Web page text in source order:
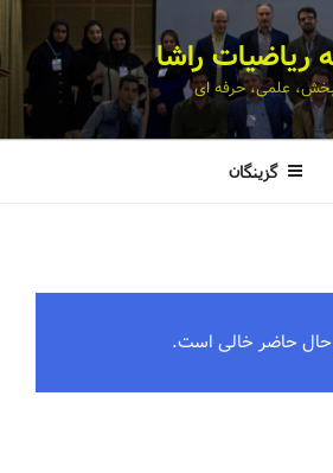
ریاضیات راشا
بخش، علمی، حرفه ای
گزینگان
حاضر خالی است.